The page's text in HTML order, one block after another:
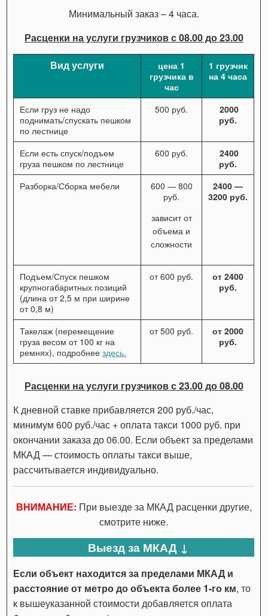
Минимальный заказ – 4 часа.
Расценки на услуги грузчиков с 08.00 до 23.00
Вид услуги
цена 1
грузчика в
час
1 грузчик
на 4 часа
Если груз не надо
поднимать/спускать пешком
по лестнице
500 руб.
2000
руб.
Если есть спуск/подъем
груза пешком по лестнице
600 руб.
2400
руб.
Разборка/Сборка мебели
600 — 800
руб.
зависит от
объема и
сложности
2400 —
3200 руб.
Подъем/Спуск пешком
крупногабаритных позиций
(длина от 2,5 м при ширине
от 0,8 м)
от 600 руб.
от 2400
руб.
Такелаж (перемещение
груза весом от 100 кг на
ремнях), подробнеездесь.
от 500 руб.
от 2000
руб.
Расценки на услуги грузчиков с 23.00 до 08.00
К дневной ставке прибавляется 200 руб./час,
минимум 600 руб./час + оплата такси 1000 руб. при
окончании заказа до 06.00. Если объект за пределами
МКАД — стоимость оплаты такси выше,
рассчитывается индивидуально.
ВНИМАНИЕ: При выезде за МКАД расценки другие,
смотрите ниже.
Выезд за МКАД ↓
Если объект находится за пределами МКАД и
расстояние от метро до объекта более 1-го км, то
к вышеуказанной стоимости добавляется оплата